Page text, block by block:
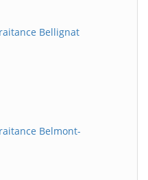
Bellignat
Belmont-